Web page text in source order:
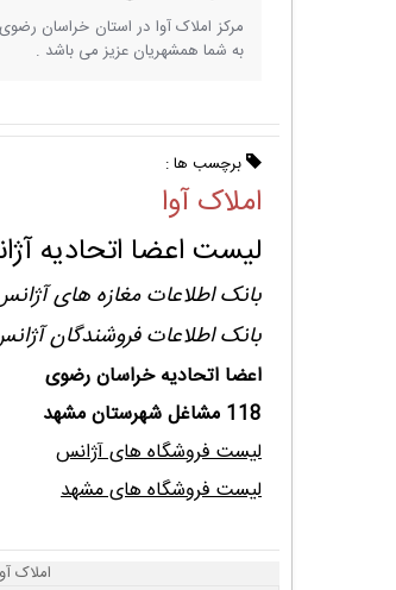
مرکز املاک آوا در استان خراسان
به شما همشهریان عزیز می باشد .
برچسب ها :
املاک آوا
لیست اعضا اتحادیه
بانک اطلاعات مغازه های
بانک اطلاعات فروشندگان
اعضا اتحادیه خراسان رضوی
118 مشاغل شهرستان مشهد
لیست فروشگاه های آژانس
لیست فروشگاه های مشهد
املاک